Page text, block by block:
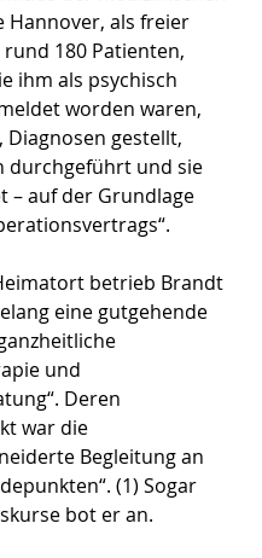
Hannover, als freier
180 Patienten,
ihm als psychisch
worden waren,
gestellt,
durchgeführt und sie
– auf der Grundlage
betrieb Brandt
eine gutgehende
und
Deren
war die
Begleitung an
(1) Sogar
bot er an.